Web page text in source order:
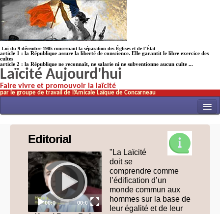
Loi du 9 décembre 1905 concernant la séparation des Églises et de l’État
article 1 : la République assure la liberté de conscience. Elle garantit le libre exercice des
cultes
article 2 : la République ne reconnaît, ne salarie ni ne subventionne aucun culte ...
Laïcité Aujourd'hui
Faire vivre et promouvoir la laïcité
par le groupe de travail de l’Amicale Laïque de Concarneau
ACTUALITÉS
NOS TRAVAUX
ÉCOLES
HISTOIRE(s)
LAICITHÈQUE
Editorial
Video
Player
Current
time
00:00
Total
duration
00:00
"La Laïcité
doit se
comprendre comme
l’édification d’un
monde commun aux
hommes sur la base de
leur égalité et de leur